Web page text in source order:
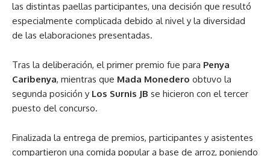
las distintas paellas participantes, una decisión que resultó
especialmente complicada debido al nivel y la diversidad
de las elaboraciones presentadas.
Tras la deliberación, el primer premio fue para Penya
Caribenya, mientras que Mada Monedero obtuvo la
segunda posición y Los Surnis JB se hicieron con el tercer
puesto del concurso.
Finalizada la entrega de premios, participantes y asistentes
compartieron una comida popular a base de arroz, poniendo